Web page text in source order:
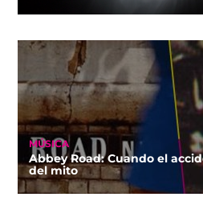
MÚSICA
Abbey Road: Cuando el
del mito